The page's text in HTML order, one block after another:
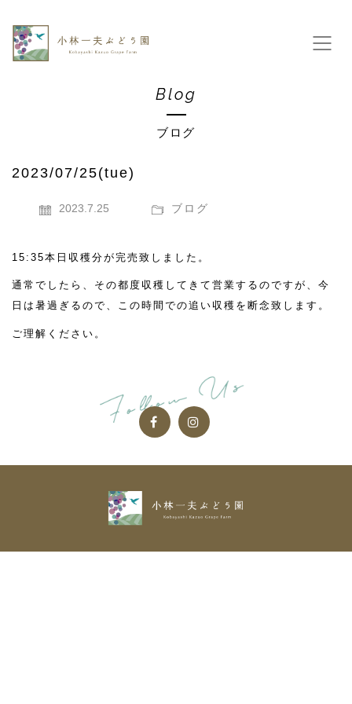
Blog
ブログ
2023/07/25(tue)
2023.7.25 ブログ
15:35本日収穫分が完売致しました。
通常でしたら、その都度収穫してきて営業するのですが、今
日は暑過ぎるので、この時間での追い収穫を断念致します。
ご理解ください。